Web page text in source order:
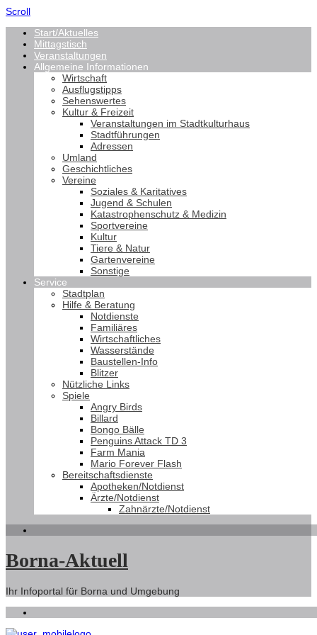
Scroll
Start/Aktuelles
Mittagstisch
Veranstaltungen
Allgemeine Informationen
Wirtschaft
Ausflugstipps
Sehenswertes
Kultur & Freizeit
Veranstaltungen im Stadtkulturhaus
Stadtführungen
Adressen
Umland
Geschichtliches
Vereine
Soziales & Karitatives
Jugend & Schulen
Katastrophenschutz & Medizin
Sportvereine
Kultur
Tiere & Natur
Gartenvereine
Sonstige
Service
Stadtplan
Hilfe & Beratung
Notdienste
Familiäres
Wirtschaftliches
Wasserstände
Baustellen-Info
Blitzer
Nützliche Links
Spiele
Angry Birds
Billard
Bongo Bälle
Penguins Attack TD 3
Farm Mania
Mario Forever Flash
Bereitschaftsdienste
Apotheken/Notdienst
Ärzte/Notdienst
Zahnärzte/Notdienst
Borna-Aktuell
Ihr Infoportal für Borna und Umgebung